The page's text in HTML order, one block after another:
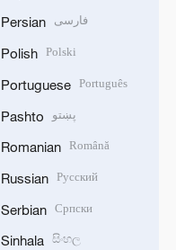
Persian فارسی
Polish Polski
Portuguese Português
Pashto پښتو
Romanian Română
Russian Русский
Serbian Српски
Sinhala සිංහල